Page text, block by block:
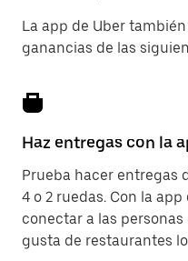
La app de Uber
ganancias de las
Haz entregas con la
Prueba hacer entregas
4 o 2 ruedas. Con la
conectar a las
gusta de restaurantes